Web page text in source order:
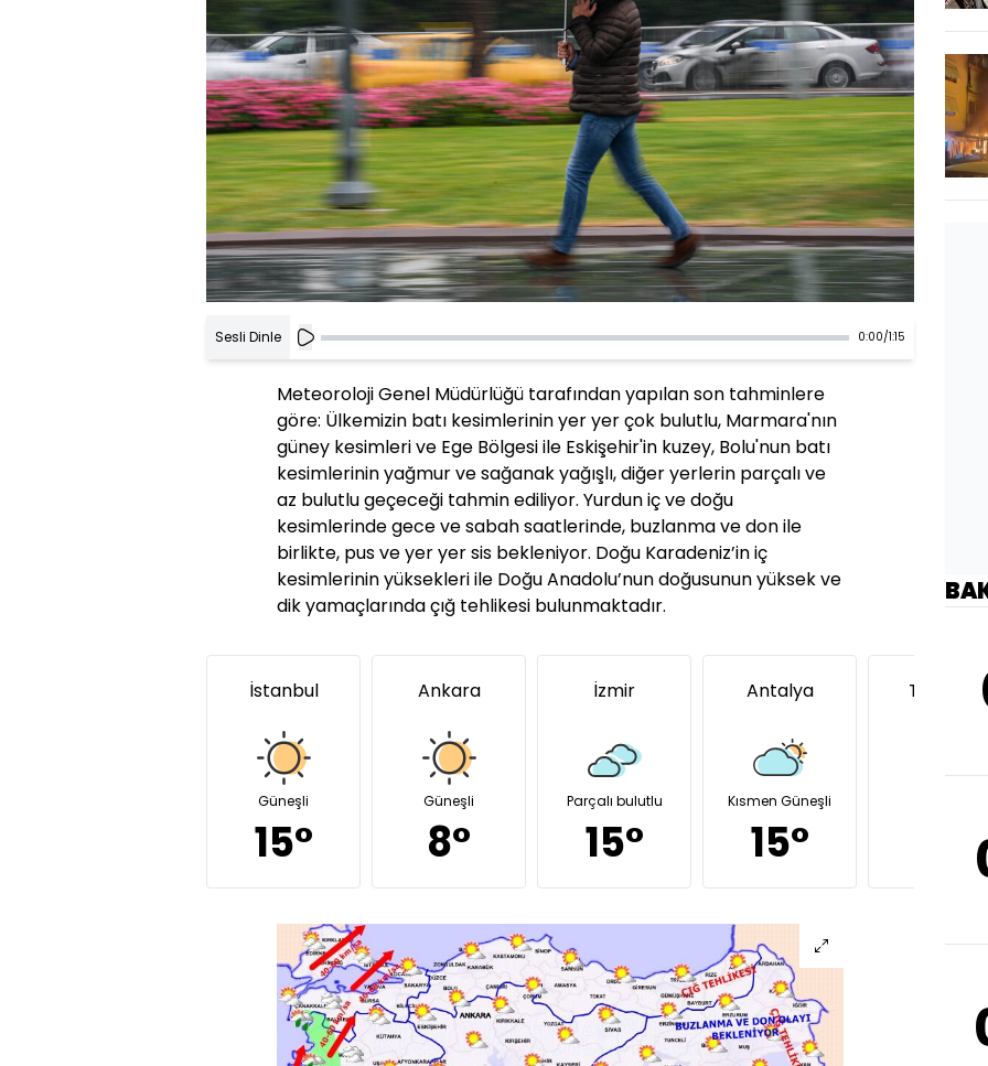
Sesli Dinle 0:00/1:15
Meteoroloji Genel Müdürlüğü tarafından yapılan son tahminlere
göre: Ülkemizin batı kesimlerinin yer yer çok bulutlu, Marmara'nın
güney kesimleri ve Ege Bölgesi ile Eskişehir'in kuzey, Bolu'nun batı
kesimlerinin yağmur ve sağanak yağışlı, diğer yerlerin parçalı ve
az bulutlu geçeceği tahmin ediliyor. Yurdun iç ve doğu
kesimlerinde gece ve sabah saatlerinde, buzlanma ve don ile
birlikte, pus ve yer yer sis bekleniyor. Doğu Karadeniz’in iç
kesimlerinin yüksekleri ile Doğu Anadolu’nun doğusunun yüksek ve
dik yamaçlarında çığ tehlikesi bulunmaktadır.
İstanbul
Güneşli
15°
Ankara
Güneşli
8°
İzmir
Parçalı bulutlu
15°
Antalya
Kısmen Güneşli
15°
Trabzon